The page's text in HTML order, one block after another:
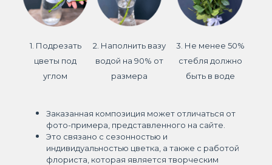
1. Подрезать
цветы под
углом
2. Наполнить вазу
водой на 90% от
размера
3. Не менее 50%
стебля должно
быть в воде
Заказанная композиция может отличаться от
фото-примера, представленного на сайте.
Это связано с сезонностью и
индивидуальностью цветка, а также с работой
флориста, которая является творческим